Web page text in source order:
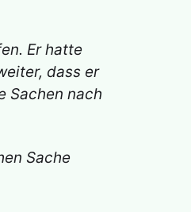
Er hatte
dass er
Sachen nach
Sache